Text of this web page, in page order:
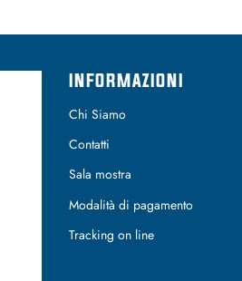
INFORMAZIONI
Chi Siamo
Contatti
Sala mostra
Modalità di pagamento
Tracking on line